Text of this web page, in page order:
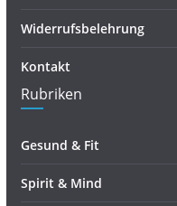
Widerrufsbelehrung
Kontakt
Rubriken
Gesund & Fit
Spirit & Mind